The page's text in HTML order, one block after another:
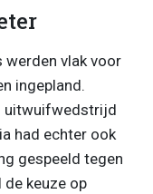
werden vlak voor
ingepland.
uitwuifwedstrijd
had echter ook
gespeeld tegen
de keuze op